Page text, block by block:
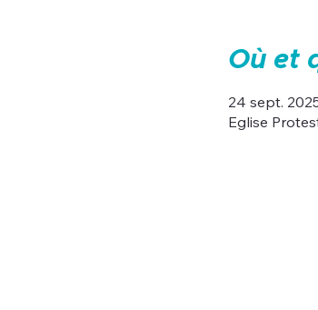
Où et
24 sept.
Eglise